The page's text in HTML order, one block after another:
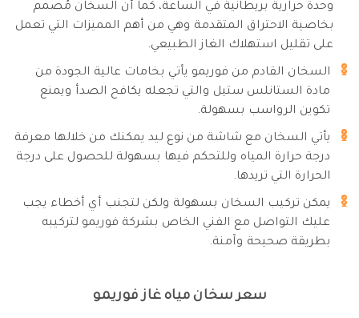
وحدة حرارية بريطانية في الساعة، كما أن السخان مُصمم
بخاصية الاحتراق المتقدمة وهي من أهم المميزات التي تعمل
على تقليل استهلاك الغاز الطبيعي.
السخان القادم من فوريمو يأتي بخامات عالية الجودة من
مادة الستانلس ستيل والتي تجعله يكافح الصدأ ويمنع
تكوين الرواسب بسهولة.
يأتي السخان مع شاشة من نوع ليد يمكنك من خلالها معرفة
درجة حرارة المياه وللتحكم فيها بسهولة للحصول على درجة
الحرارة التي تريدها.
يمكن تركيب السخان بسهولة ولكن لتجنب أي أخطاء يجب
عليك التواصل مع الفني الخاص بشركة فوريمو لتركيبه
بطريقة صحيحة وآمنة.
سعر سخان مياه غاز فوريمو